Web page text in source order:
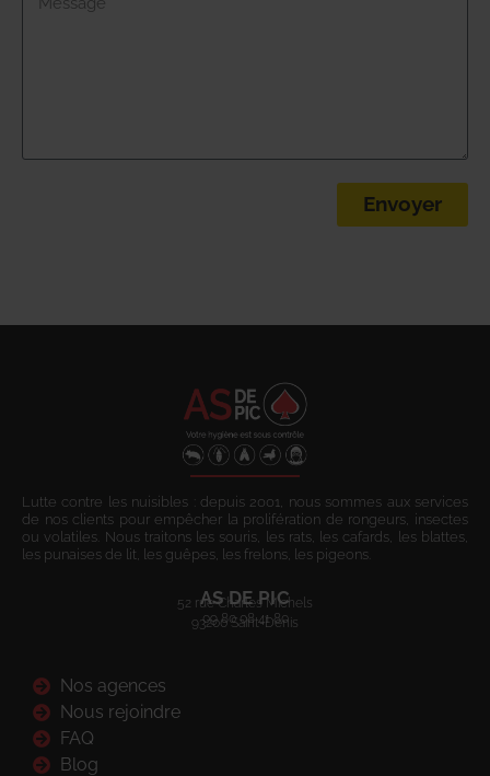
Envoyer
Lutte contre les nuisibles : depuis 2001, nous sommes aux services
de nos clients pour empêcher la prolifération de rongeurs, insectes
ou volatiles. Nous traitons les souris, les rats, les cafards, les blattes,
les punaises de lit, les guêpes, les frelons, les pigeons.
AS DE PIC
52 rue Charles Michels
93200 Saint-Denis
09 80 08 41 80
Nos agences
Nous rejoindre
FAQ
Blog